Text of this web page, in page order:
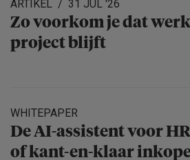
ARTIKEL 31 JUL '26
Zo voorkom je dat
project blijft
WHITEPAPER
De AI-assistent voor
of kant-en-klaar